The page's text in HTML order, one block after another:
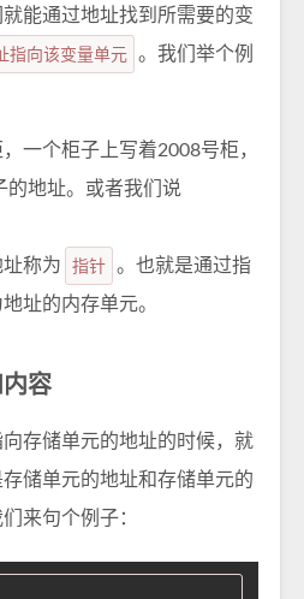
能通过地址找到所需要的变
指向该变量单元 。我们举个例
一个柜子上写着2008号柜，
的地址。或者我们说
称为
指针 。也就是通过指
址的内存单元。
容
存储单元的地址的时候，就
储单元的地址和存储单元的
来句个例子：